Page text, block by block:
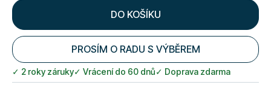
Měrná cena:
DO KOŠÍKU
PROSÍM O RADU S VÝBĚREM
✓ 2 roky záruky✓ Vrácení do 60 dnů✓ Doprava zdarma